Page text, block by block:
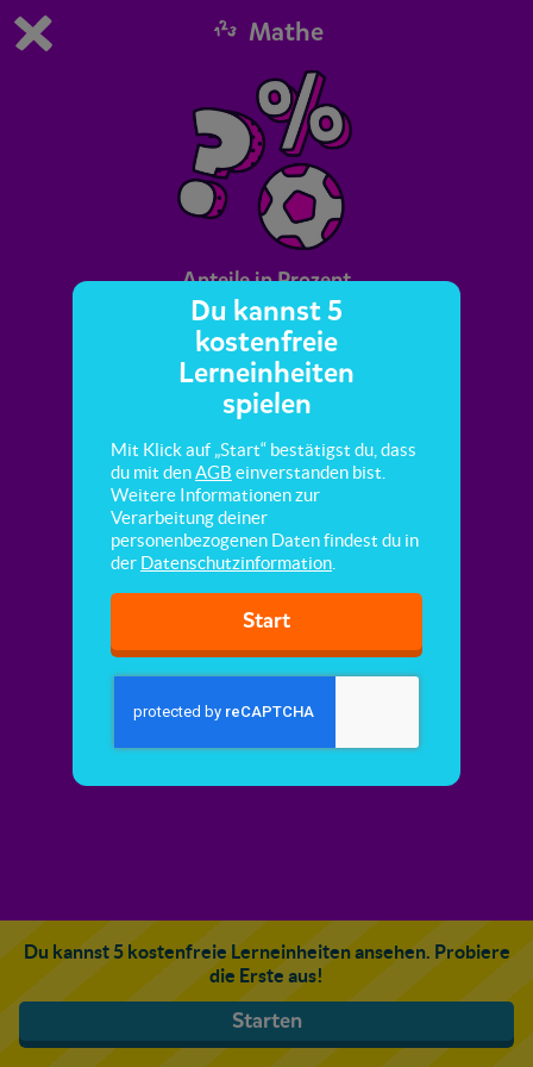
Du spielst die kostenfreie Testversion von scoyo.
Jetzt bestellen
0 1
Mathe
Anteile in Prozent
In dieser Mission lernst du, Anteile in
Prozentsätzen anzugeben.
Du kannst 5 kostenfreie Lerneinheiten ansehen. Probiere
die Erste aus!
Starten
Du kannst 5
kostenfreie
Lerneinheiten
spielen
Mit Klick auf „Start“ bestätigst du, dass
du mit denAGB einverstanden bist.
Weitere Informationen zur
Verarbeitung deiner
personenbezogenen Daten findest du in
der Datenschutzinformation
Start